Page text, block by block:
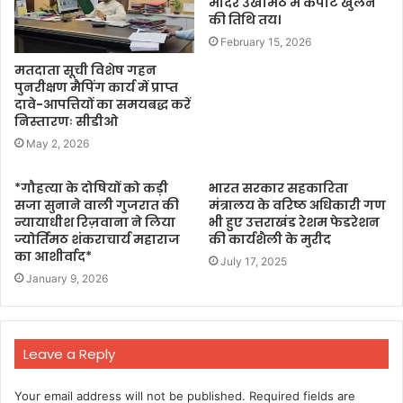
मतदाता सूची विशेष गहन
पुनरीक्षण मैपिंग कार्य में प्राप्त
दावे-आपत्तियों का समयबद्ध करें
निस्तारणः सीडीओ
May 2, 2026
की तिथि तय।
February 15, 2026
*गौहत्या के दोषियों को कड़ी
सजा सुनाने वाली गुजरात की
न्यायाधीश रिज़वाना ने लिया
ज्योर्तिमठ शंकराचार्य महाराज
का आशीर्वाद*
January 9, 2026
भारत सरकार सहकारिता
मंत्रालय के वरिष्ठ अधिकारी गण
भी हुए उत्तराखंड रेशम फेडरेशन
की कार्यशैली के मुरीद
July 17, 2025
Leave a Reply
Your email address will not be published. Required fields are